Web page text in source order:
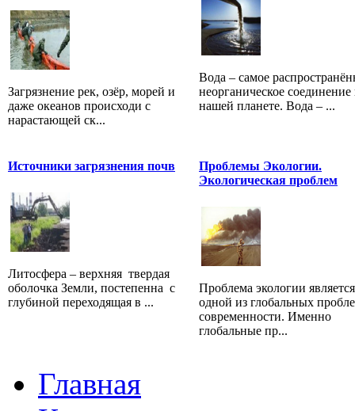
Загрязнение рек, озёр, морей и
даже океанов происходи с
нарастающей ск...
Вода – самое
неорганическое соединение
нашей планете. Вода – ...
Источники загрязнения почв
Литосфера – верхняя твердая
оболочка Земли, постепенна с
глубиной переходящая в ...
Проблемы Экологии.
Экологическая проблем
Проблема экологии является
одной из глобальных
современности. Именно
глобальные пр...
Главная